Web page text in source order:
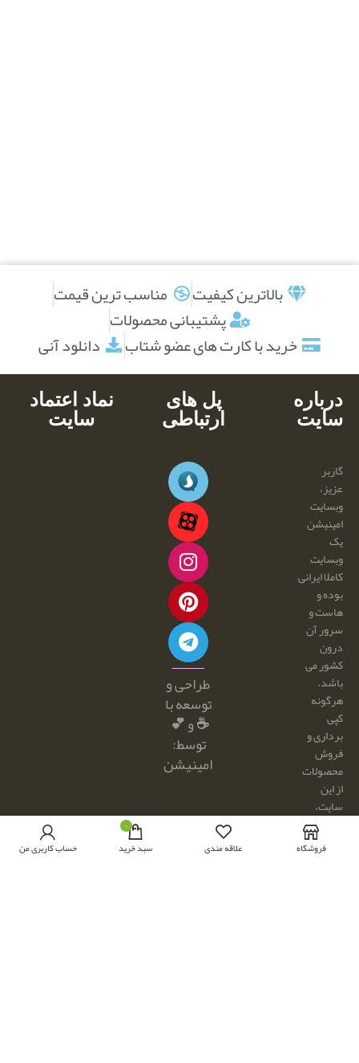
بالاترین کیفیت
مناسب ترین قیمت
پشتیبانی محصولات
خرید با کارت های عضو شتاب
دانلود آنی
درباره
سایت
پل های
ارتباطی
نماد اعتماد
سایت
گاربر
عزیز،
وبسایت
امینیشن
یک
وبسایت
کاملا ایرانی
بوده و
هاست و
سرور آن
درون
کشور می
باشد.
هرگونه
کپی
برداری و
فروش
محصولات
از این
سایت،
مجاز نبوده
و مشکل
شرعی
طراحی و
توسعه با
☕ و 💕
توسط:
امینیشن
فروشگاه علاقه مندی
۰
سبد خرید حساب کاربری من